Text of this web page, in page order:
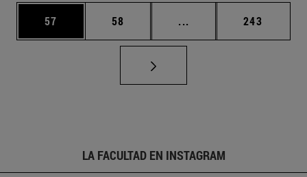
Página
57 Página
58 ... Páginas intermedias
Página
243
LA FACULTAD EN INSTAGRAM